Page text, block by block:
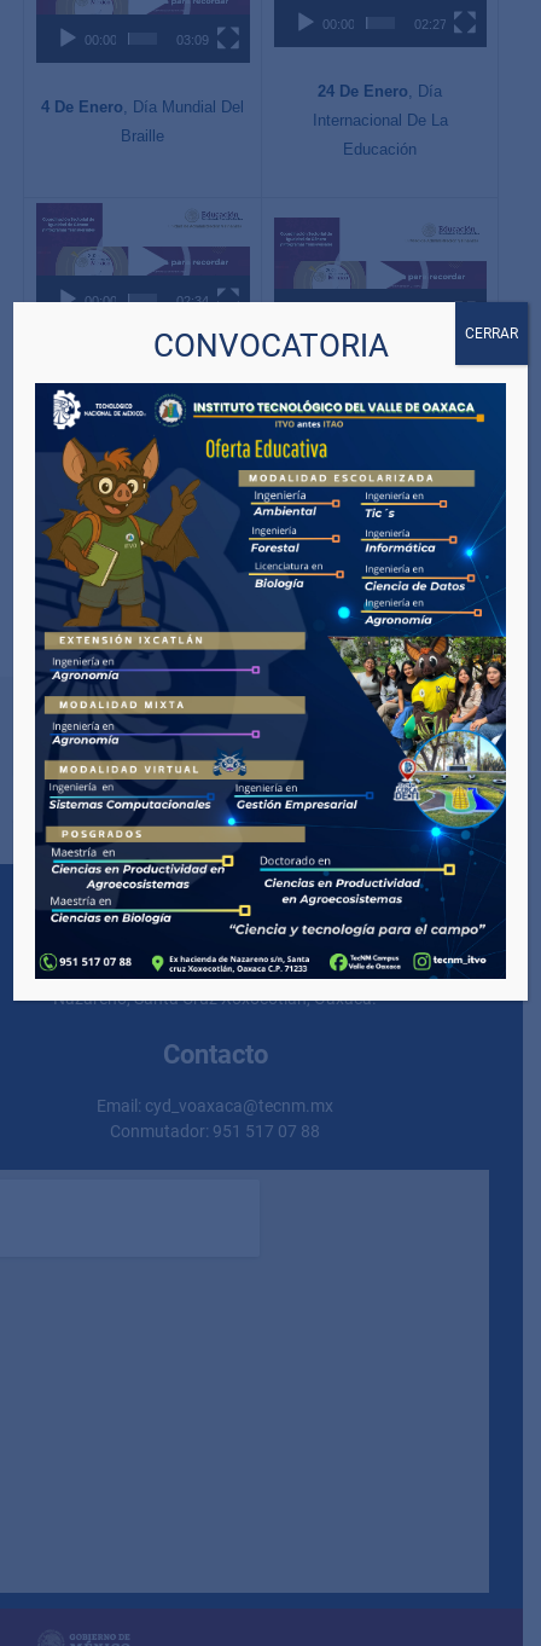
vídeo
00:00 03:09
4 De Enero , Día Mundial Del
Braille
00:00 02:27
24 De Enero, Día
Internacional De La
Educación
Reproductor
vídeo
00:00 02:34
Internacional De La
Conmemoración Anual En
Memoria De Las Víctimas Del
Holocausto
Reproductor
vídeo
30 De Enero, Día Escolar De
La No Violencia Y La Paz
Sitios de Interés
Dirección
Carretera al ITAO S/N C.P. 71233 San Jesús
Nazareno, Santa Cruz Xoxocotlán, Oaxaca.
Contacto
Email: cyd_voaxaca@tecnm.mx
Conmutador: 951 517 07 88
CONVOCATORIA CERRAR